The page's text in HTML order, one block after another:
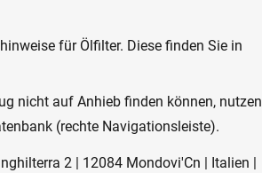
für Ölfilter. Diese finden Sie in
nicht auf Anhieb finden können, nutzen
(rechte Navigationsleiste).
2 | 12084 Mondovi'Cn | Italien |